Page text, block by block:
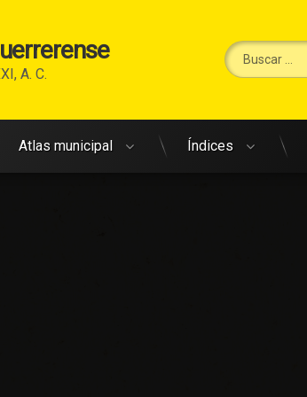
A. C.
Buscar:
Atlas municipal Índices